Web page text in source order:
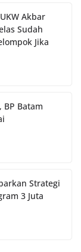
Akbar
Sudah
Jika
BP Batam
Strategi
3 Juta